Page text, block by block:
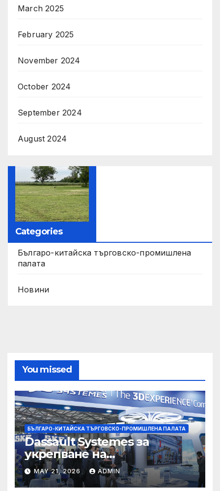
March 2025
February 2025
November 2024
October 2024
September 2024
August 2024
Categories
Българо-китайска търговско-промишлена
палата
Новини
You missed
БЪЛГАРО-КИТАЙСКА ТЪРГОВСКО-ПРОМИШЛЕНА ПАЛАТА
Dassault Systemes за
укрепване на
изграждането на AI
екосистема в Китай
MAY 21, 2026 ADMIN